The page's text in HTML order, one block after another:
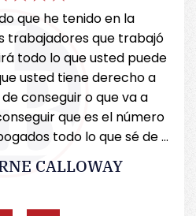
que he tenido en la
trabajadores que trabajó
todo lo que usted puede
usted tiene derecho a
conseguir o que va a
que es el número
todo lo que sé de ...
CALLOWAY